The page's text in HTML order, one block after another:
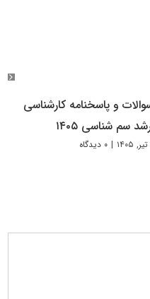
و پاسخنامه کارشناسی
سم شناسی ۱۴۰۵
| ۰ دیدگاه